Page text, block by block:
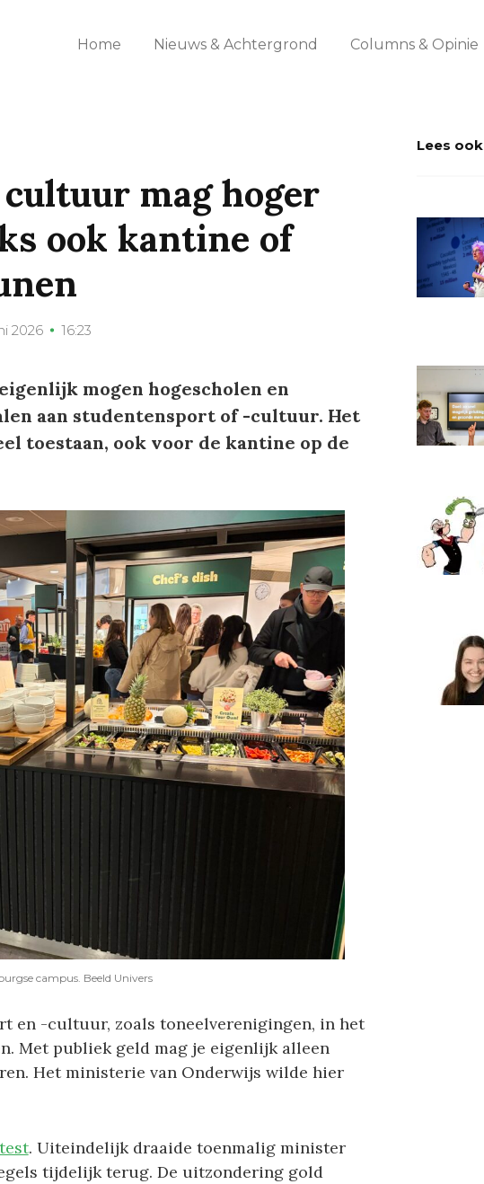
Home Nieuws & Achtergrond Columns & Opinie
mag hoger
ook kantine of
2026 16:23
mogen hogescholen en
aan studentensport of -cultuur. Het
toestaan, ook voor de kantine op de
campus. Beeld Univers
en -cultuur, zoals toneelverenigingen, in het
Met publiek geld mag je eigenlijk alleen
Het ministerie van Onderwijs wilde hier
. Uiteindelijk draaide toenmalig minister
tijdelijk terug. De uitzondering gold
Lees ook